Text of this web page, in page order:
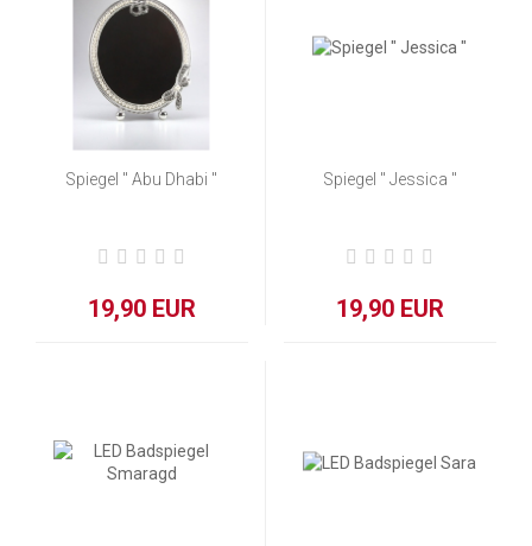
Spiegel " Abu Dhabi "
19,90 EUR
Spiegel " Jessica "
19,90 EUR